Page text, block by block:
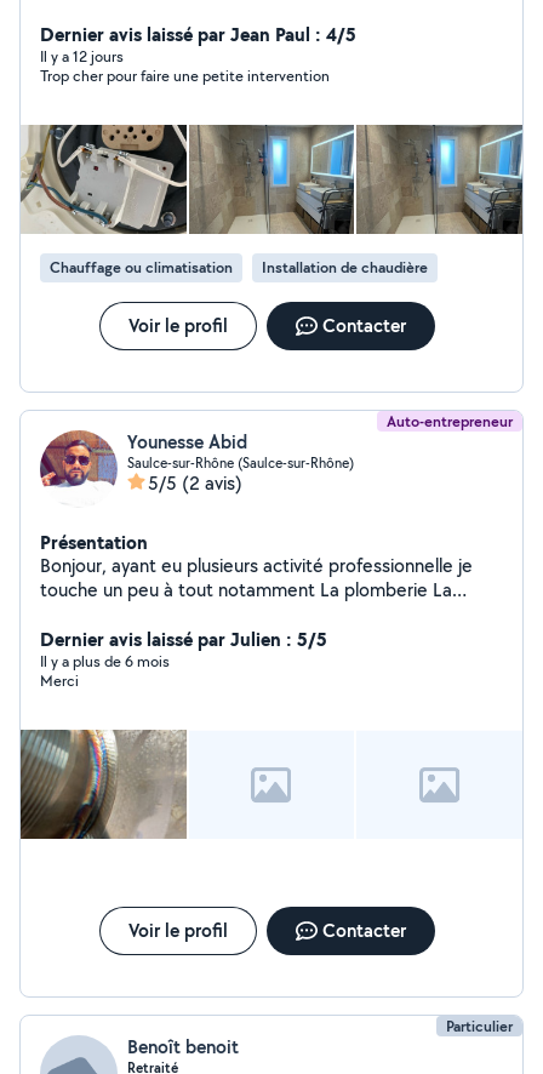
répond à n'importe quelle heur contacter des
préférences par sms
Dernier avis laissé par Jean Paul : 4/5
Il y a 12 jours
Trop cher pour faire une petite intervention
Chauffage ou climatisation Installation de chaudière
Voir le profil Contacter
Auto-entrepreneur
Younesse Abid
Saulce-sur-Rhône (Saulce-sur-Rhône)
5/5 (2 avis)
Présentation
Bonjour, ayant eu plusieurs activité professionnelle je
touche un peu à tout notamment La plomberie La
Dernier avis laissé par Julien : 5/5
Il y a plus de 6 mois
Merci
Voir le profil Contacter
Particulier
Benoît benoit
Retraité